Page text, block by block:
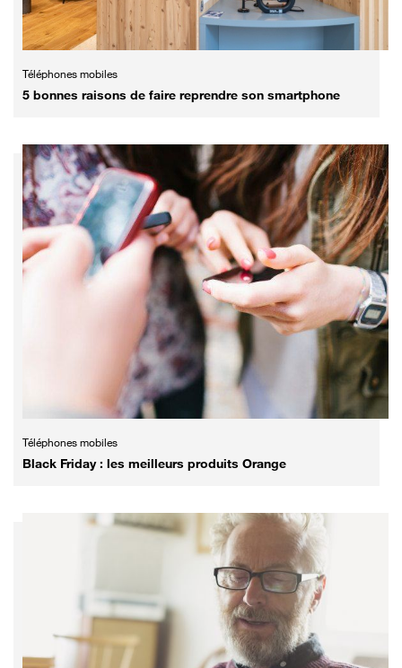
Téléphones mobiles
5 bonnes raisons de faire reprendre son smartphone
Téléphones mobiles
Black Friday : les meilleurs produits Orange